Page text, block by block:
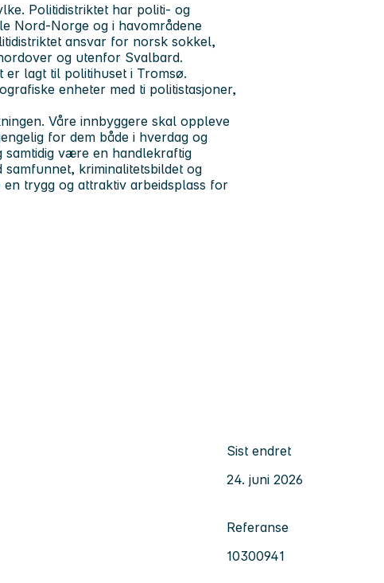
Politidistriktet har politi- og
Nord-Norge og i havområdene
ansvar for norsk sokkel,
og utenfor Svalbard.
er lagt til politihuset i Tromsø.
enheter med ti politistasjoner,
Våre innbyggere skal oppleve
for dem både i hverdag og
samtidig være en handlekraftig
kriminalitetsbildet og
trygg og attraktiv arbeidsplass for
Sist endret
24. juni 2026
Referanse
10300941